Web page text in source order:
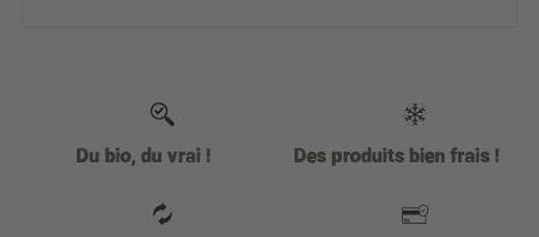
Du bio, du vrai ! Des produits bien frais !